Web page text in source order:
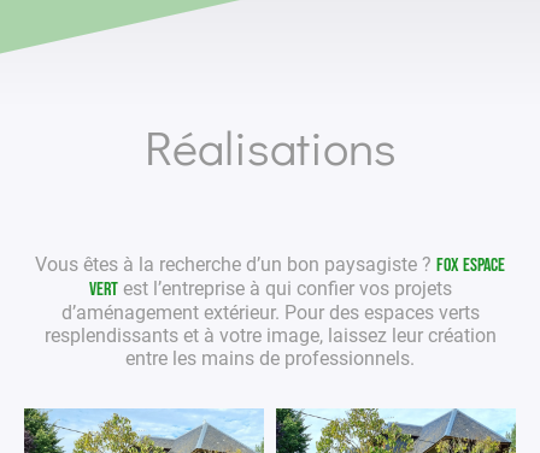
Réalisations
Vous êtes à la recherche d’un bon paysagiste ? Fox Espace
Vertest l’entreprise à qui confier vos projets
d’aménagement extérieur. Pour des espaces verts
resplendissants et à votre image, laissez leur création
entre les mains de professionnels.